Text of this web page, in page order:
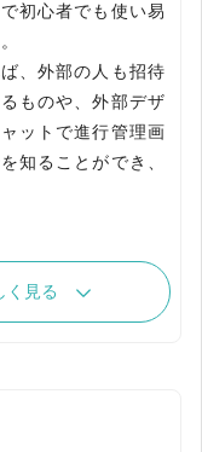
初心者でも使い易
、外部の人も招待
ものや、外部デザ
ットで進行管理画
知ることができ、
く見る